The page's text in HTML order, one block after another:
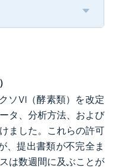
ソVI（酵素類）を改定
タ、分析方法、および
ました。これらの許可
、提出書類が不完全ま
は数週間に及ぶことが